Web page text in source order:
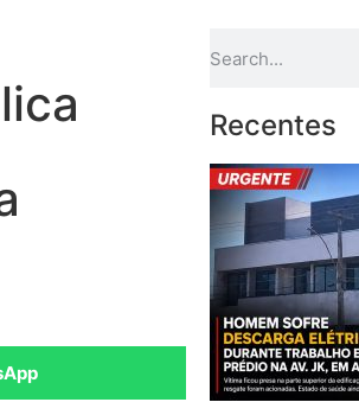
Recentes